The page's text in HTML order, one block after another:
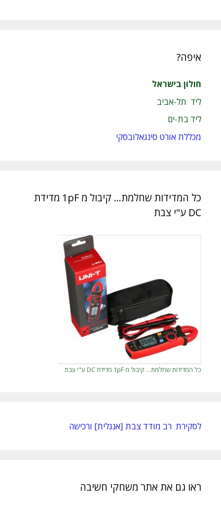
איפה?
חולון בישראל
ליד תל-אביב
ליד בת-ים
מכללת אורט סינגאלובסקי
כל המדידות שחלמת… קיבול מ 1pF מדידת
DC ע"י צבת
כל המדידות שחלמת… קיבול מ 1pF מדידת DC ע"י צבת
לסקירת רב מודד צבת [אנגלית] ורכישה
ראו גם את אתר משחקי חשיבה